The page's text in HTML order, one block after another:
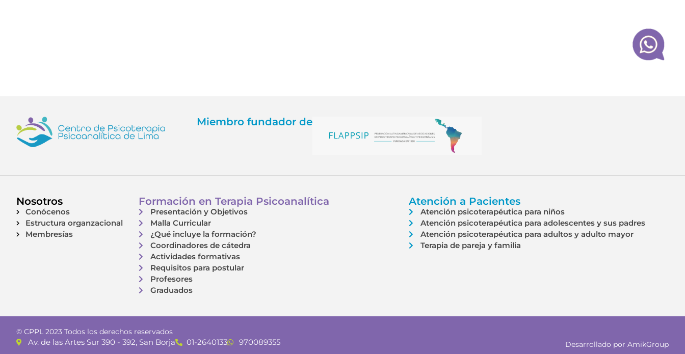
Miembro fundador de
Nosotros
Conócenos
Estructura organzacional
Membresías
Formación en Terapia Psicoanalítica
Presentación y Objetivos
Malla Curricular
¿Qué incluye la formación?
Coordinadores de cátedra
Actividades formativas
Requisitos para postular
Profesores
Graduados
Atención a Pacientes
Atención psicoterapéutica para niños
Atención psicoterapéutica para adolescentes y sus padres
Atención psicoterapéutica para adultos y adulto mayor
Terapia de pareja y familia
© CPPL 2023 Todos los derechos reservados
Av. de las Artes Sur 390 - 392, San Borja 01-2640133 970089355 Desarrollado por AmikGroup